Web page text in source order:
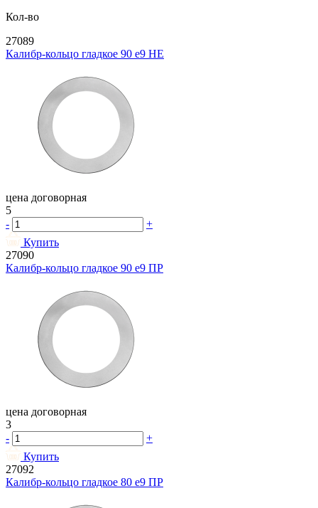
Кол-во
27089
Калибр-кольцо гладкое 90 e9 НЕ
цена договорная
5
-
+
Купить
27090
Калибр-кольцо гладкое 90 e9 ПР
цена договорная
3
-
+
Купить
27092
Калибр-кольцо гладкое 80 e9 ПР